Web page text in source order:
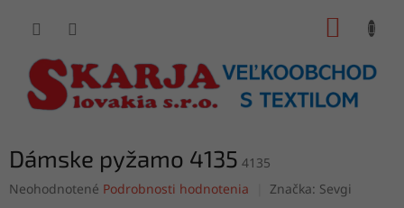
Dámske pyžamo 4135 4135
Priemerné
Neohodnotené Podrobnosti hodnotenia Značka: Sevgi